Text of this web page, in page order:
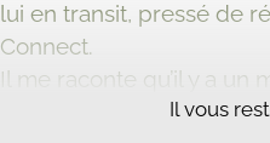
lui en transit, pressé de
Connect.
Il me raconte qu’il y a un
manifester contre le
Il vous